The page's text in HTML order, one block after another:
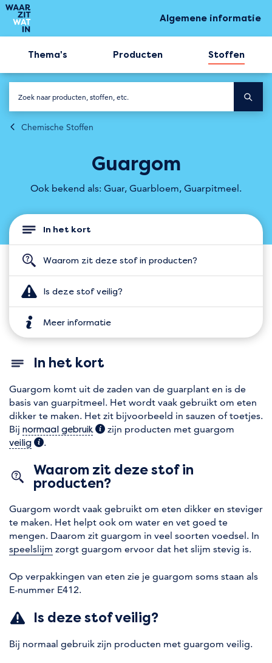
Algemene informatie
Thema's Producten Stoffen
Chemische Stoffen
Guargom
Ook bekend als: Guar, Guarbloem, Guarpitmeel.
In het kort
Waarom zit deze stof in producten?
Is deze stof veilig?
Meer informatie
In het kort
Guargom komt uit de zaden van de guarplant en is de
basis van guarpitmeel. Het wordt vaak gebruikt om eten
dikker te maken. Het zit bijvoorbeeld in sauzen of toetjes.
Bij normaal gebruik(extra informatie)
zijn producten met guargom
veilig (extra informatie)
.
Waarom zit deze stof in
producten?
Guargom wordt vaak gebruikt om eten dikker en steviger
te maken. Het helpt ook om water en vet goed te
mengen. Daarom zit guargom in veel soorten voedsel. In
speelslijm zorgt guargom ervoor dat het slijm stevig is.
Op verpakkingen van eten zie je guargom soms staan als
E-nummer E412.
Is deze stof veilig?
Bij normaal gebruik zijn producten met guargom veilig.